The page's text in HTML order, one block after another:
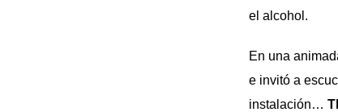
el alcohol.
En una
e invitó a
instalación…